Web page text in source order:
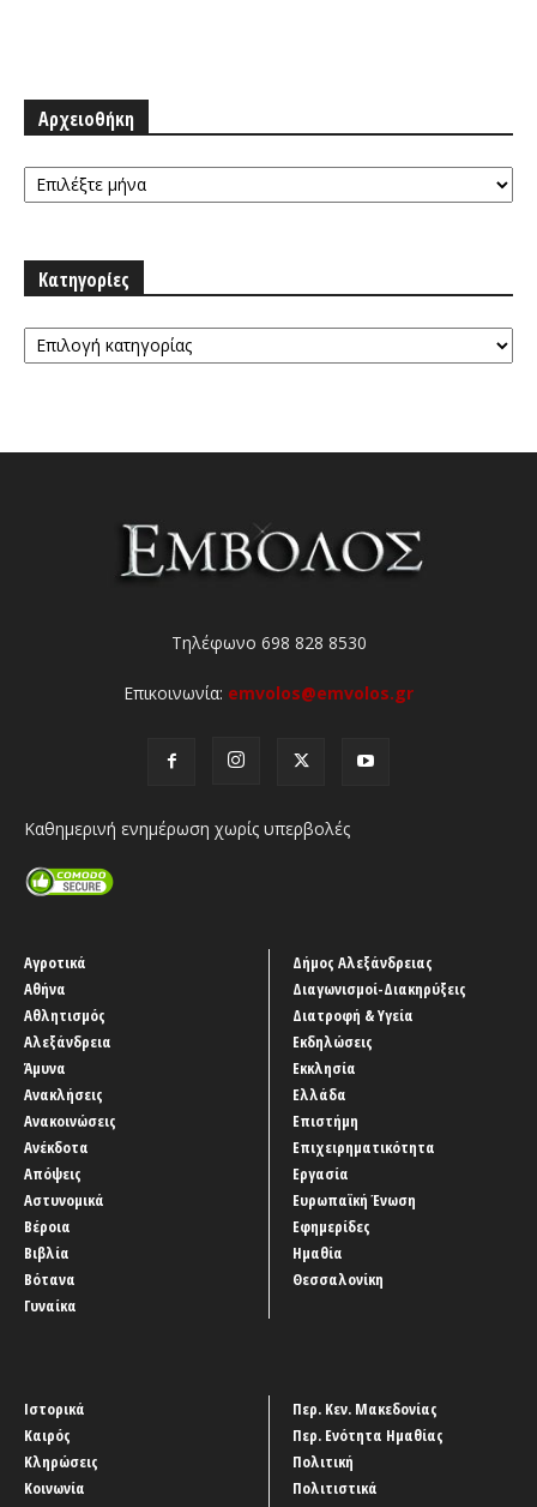
Αρχειοθήκη
Αρχειοθήκη
Κατηγορίες
Κατηγορίες
Τηλέφωνο 698 828 8530
Επικοινωνία: emvolos@emvolos.gr
Καθημερινή ενημέρωση χωρίς υπερβολές
Αγροτικά
Αθήνα
Αθλητισμός
Αλεξάνδρεια
Άμυνα
Ανακλήσεις
Ανακοινώσεις
Ανέκδοτα
Απόψεις
Αστυνομικά
Βέροια
Βιβλία
Βότανα
Γυναίκα
Δήμος Αλεξάνδρειας
Διαγωνισμοί-Διακηρύξεις
Διατροφή & Υγεία
Εκδηλώσεις
Εκκλησία
Ελλάδα
Επιστήμη
Επιχειρηματικότητα
Εργασία
Ευρωπαϊκή Ένωση
Εφημερίδες
Ημαθία
Θεσσαλονίκη
Ιστορικά
Καιρός
Κληρώσεις
Κοινωνία
Περ. Κεν. Μακεδονίας
Περ. Ενότητα Ημαθίας
Πολιτική
Πολιτιστικά